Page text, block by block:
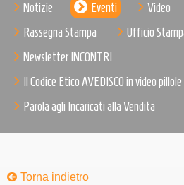
Notizie Eventi Video
Rassegna Stampa
Ufficio
Newsletter INCONTRI
Il Codice Etico AVEDISCO in video pillole
Parola agli Incaricati alla Vendita
Torna indietro